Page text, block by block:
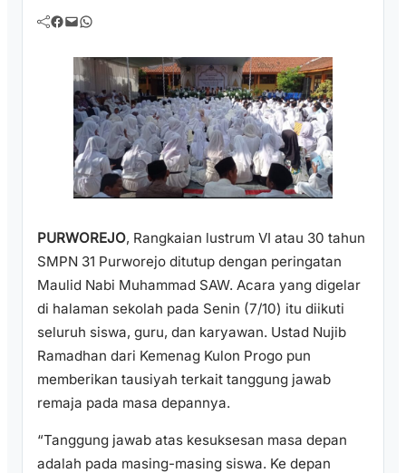
Facebook Mail WhatsApp
PURWOREJO, Rangkaian lustrum VI atau 30 tahun
SMPN 31 Purworejo ditutup dengan peringatan
Maulid Nabi Muhammad SAW. Acara yang digelar
di halaman sekolah pada Senin (7/10) itu diikuti
seluruh siswa, guru, dan karyawan. Ustad Nujib
Ramadhan dari Kemenag Kulon Progo pun
memberikan tausiyah terkait tanggung jawab
remaja pada masa depannya.
“Tanggung jawab atas kesuksesan masa depan
adalah pada masing-masing siswa. Ke depan